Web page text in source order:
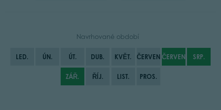
Navrhované období
LED. ÚN. ÚT. DUB. KVĚT. ČERVEN ČERVENECSRP.
ZÁŘ. ŘÍJ. LIST. PROS.